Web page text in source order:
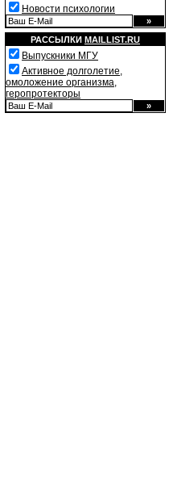
Новости психологии
РАССЫЛКИ MAILLIST.RU
Выпускники МГУ
Активное долголетие,
омоложение организма,
геропротекторы